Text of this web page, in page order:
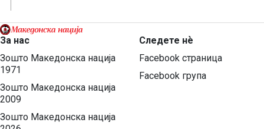
За нас
Зошто Македонска нација
1971
Зошто Македонска нација
2009
Зошто Македонска нација
Следете нѐ
Facebook страница
Facebook група